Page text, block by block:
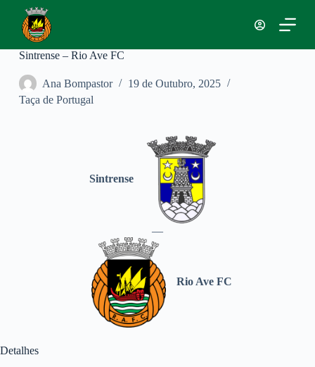
aSintrense – Rio Ave FC
Ana Bompastor
19 de Outubro, 2025
Taça de Portugal
Sintrense
—
Rio Ave FC
Detalhes